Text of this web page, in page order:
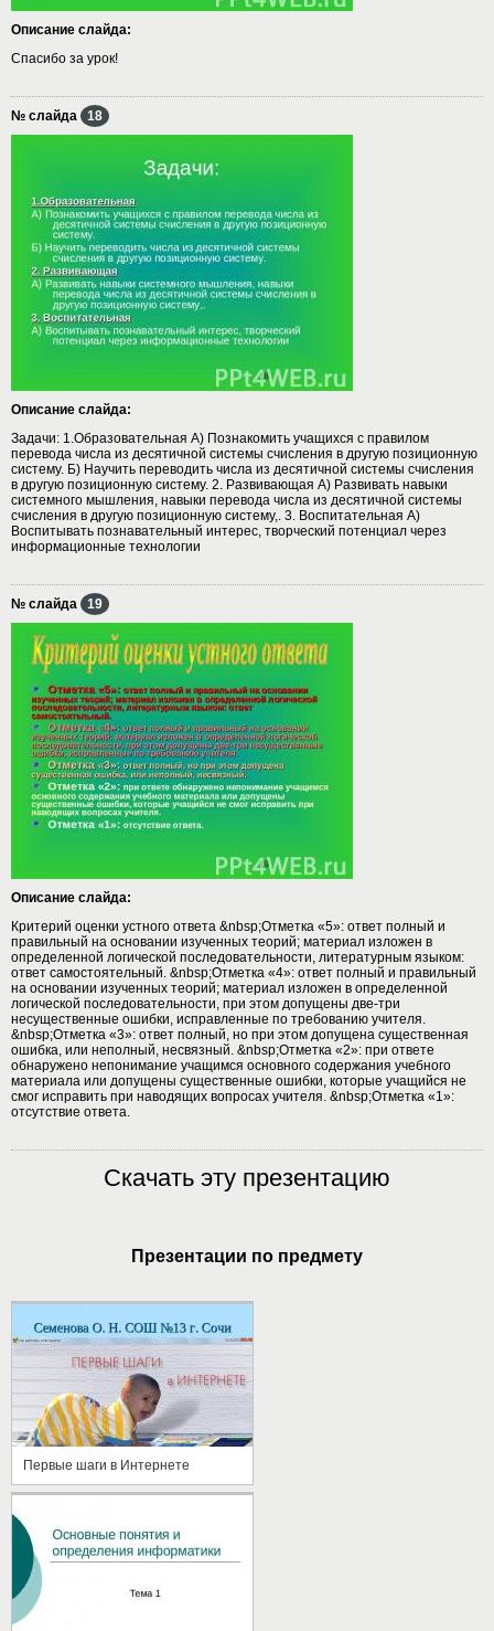
Описание слайда:
Спасибо за урок!
№ слайда 18
Описание слайда:
Задачи: 1.Образовательная А) Познакомить учащихся с правилом
перевода числа из десятичной системы счисления в другую позиционную
систему. Б) Научить переводить числа из десятичной системы счисления
в другую позиционную систему. 2. Развивающая А) Развивать навыки
системного мышления, навыки перевода числа из десятичной системы
счисления в другую позиционную систему,. 3. Воспитательная А)
Воспитывать познавательный интерес, творческий потенциал через
информационные технологии
№ слайда 19
Описание слайда:
Критерий оценки устного ответа &nbsp;Отметка «5»: ответ полный и
правильный на основании изученных теорий; материал изложен в
определенной логической последовательности, литературным языком:
ответ самостоятельный. &nbsp;Отметка «4»: ответ полный и правильный
на основании изученных теорий; материал изложен в определенной
логической последовательности, при этом допущены две-три
несущественные ошибки, исправленные по требованию учителя.
&nbsp;Отметка «3»: ответ полный, но при этом допущена существенная
ошибка, или неполный, несвязный. &nbsp;Отметка «2»: при ответе
обнаружено непонимание учащимся основного содержания учебного
материала или допущены существенные ошибки, которые учащийся не
смог исправить при наводящих вопросах учителя. &nbsp;Отметка «1»:
отсутствие ответа.
Скачать эту презентацию
Презентации по предмету
Первые шаги в Интернете